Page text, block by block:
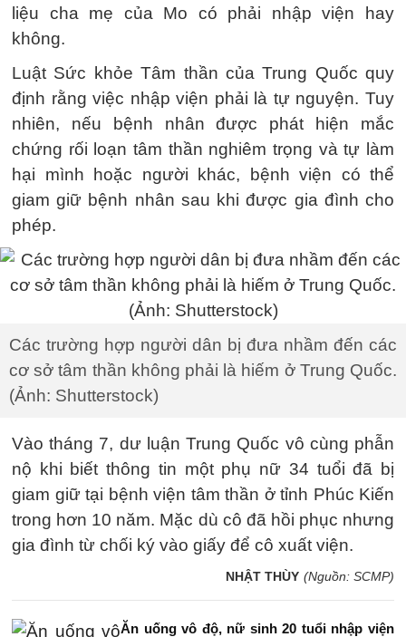
liệu cha mẹ của Mo có phải nhập viện hay
không.
Luật Sức khỏe Tâm thần của Trung Quốc quy
định rằng việc nhập viện phải là tự nguyện. Tuy
nhiên, nếu bệnh nhân được phát hiện mắc
chứng rối loạn tâm thần nghiêm trọng và tự làm
hại mình hoặc người khác, bệnh viện có thể
giam giữ bệnh nhân sau khi được gia đình cho
phép.
Các trường hợp người dân bị đưa nhầm đến các
cơ sở tâm thần không phải là hiếm ở Trung Quốc.
(Ảnh: Shutterstock)
Vào tháng 7, dư luận Trung Quốc vô cùng phẫn
nộ khi biết thông tin một phụ nữ 34 tuổi đã bị
giam giữ tại bệnh viện tâm thần ở tỉnh Phúc Kiến
trong hơn 10 năm. Mặc dù cô đã hồi phục nhưng
gia đình từ chối ký vào giấy để cô xuất viện.
NHẬT THÙY (Nguồn: SCMP)
Ăn uống vô độ, nữ sinh 20 tuổi nhập viện